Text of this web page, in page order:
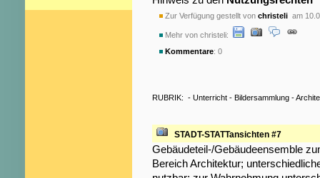
Zur Verfügung gestellt von christeli am
Mehr von christeli:
Kommentare: 0
RUBRIK: - Unterricht - Bildersammlung -
STADT-STATTansichten #7
Gebäudeteil-/Gebäudeensemble
Bereich Architektur;